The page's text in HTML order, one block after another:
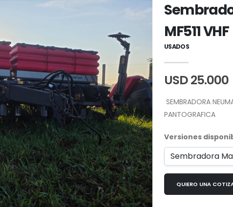
MF511 VHF
USADOS
USD 25.000
SEMBRADORA
PANTOGRAFICA
Versiones
QUIERO UNA